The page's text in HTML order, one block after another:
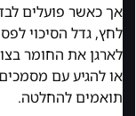
אך כאשר פועלים
לחץ, גדל הסיכוי
לארגן את החומר
או להגיע עם
תואמים להחלטה.